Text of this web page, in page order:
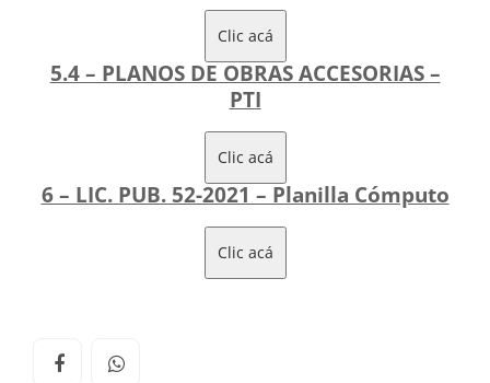
Clic acá
5.4 – PLANOS DE OBRAS ACCESORIAS –
PTI
Clic acá
6 – LIC. PUB. 52-2021 – Planilla Cómputo
Clic acá